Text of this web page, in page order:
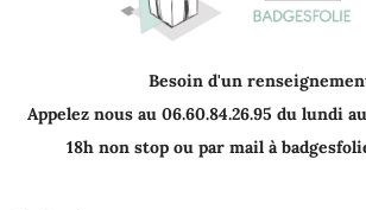
Besoin d'un
Appelez nous au 06.60.84.26.95 du lundi
18h non stop ou par mail à